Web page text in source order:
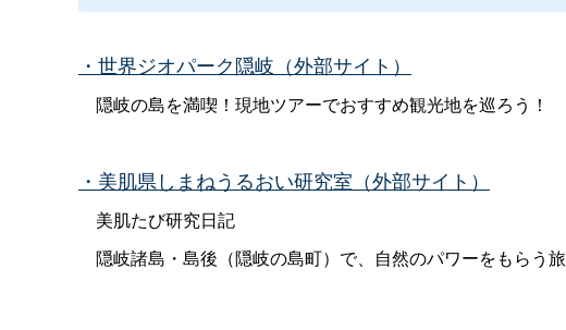
・世界ジオパーク隠岐（外部サイト）
隠岐の島を満喫！現地ツアーでおすすめ観光地を巡ろう！
・美肌県しまねうるおい研究室（外部サイト）
美肌たび研究日記
隠岐諸島・島後（隠岐の島町）で、自然のパワーをもらう旅